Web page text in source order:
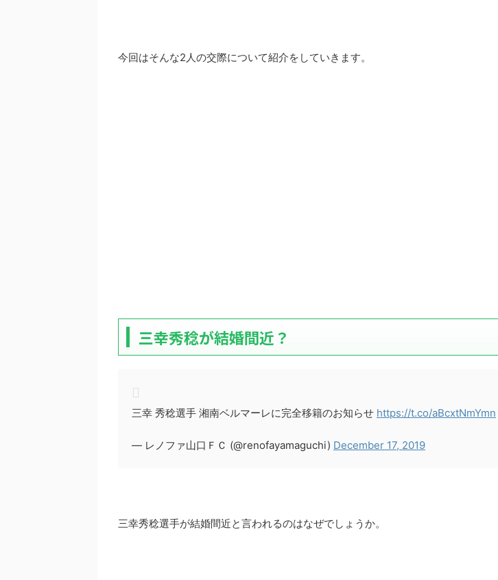
今回はそんな2人の交際について紹介をしていきます。
三幸秀稔が結婚間近？
三幸 秀稔選手 湘南ベルマーレに完全移籍のお知らせ https://t.co/aBcxtNmYmn
— レノファ山口ＦＣ (@renofayamaguchi) December 17, 2019
三幸秀稔選手が結婚間近と言われるのはなぜでしょうか。